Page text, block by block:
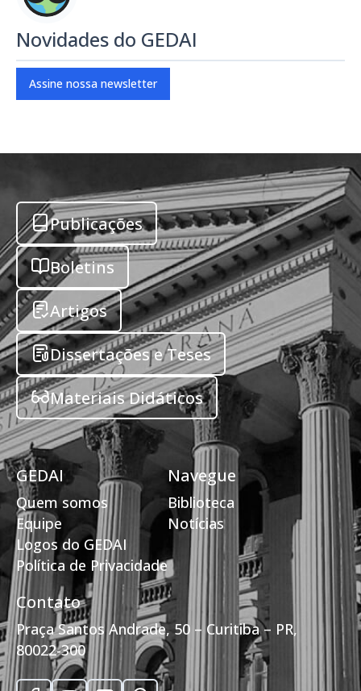
Novidades do GEDAI
Assine nossa newsletter
Publicações
Boletins
Artigos
Dissertações e Teses
Materiais Didáticos
GEDAI
Quem somos
Equipe
Logos do GEDAI
Política de Privacidade
Navegue
Biblioteca
Notícias
Contato
Praça Santos Andrade, 50 – Curitiba – PR,
80022-300